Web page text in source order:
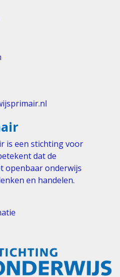
is een stichting voor
dat de
openbaar onderwijs
en handelen.